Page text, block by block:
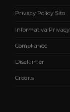
Privacy Policy Sito
Informativa Privacy
Compliance
Disclaimer
Credits